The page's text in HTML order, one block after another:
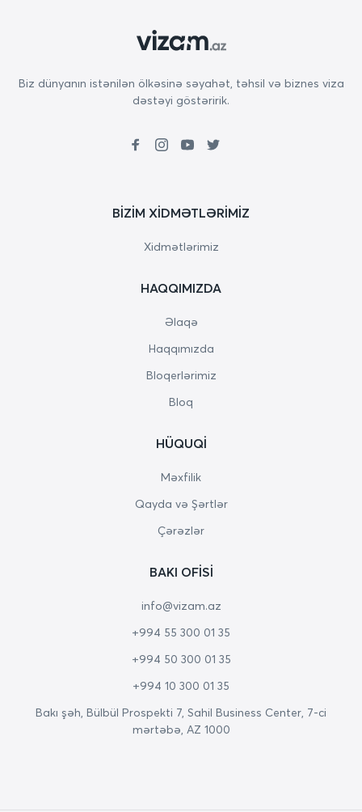
Biz dünyanın istənilən ölkəsinə səyahət, təhsil və biznes viza
dəstəyi göstəririk.
BIZIM XIDMƏTLƏRIMIZ
Xidmətlərimiz
HAQQIMIZDA
Əlaqə
Haqqımızda
Bloqerlərimiz
Bloq
HÜQUQI
Məxfilik
Qayda və Şərtlər
Çərəzlər
BAKI OFISI
info@vizam.az
+994 55 300 01 35
+994 50 300 01 35
+994 10 300 01 35
Bakı şəh, Bülbül Prospekti 7, Sahil Business Center, 7-ci
mərtəbə, AZ 1000